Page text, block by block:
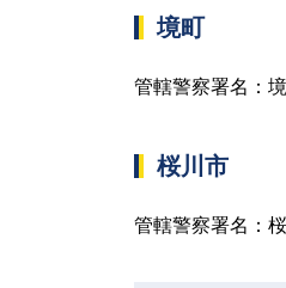
境町
管轄警察署名：
桜川市
管轄警察署名：